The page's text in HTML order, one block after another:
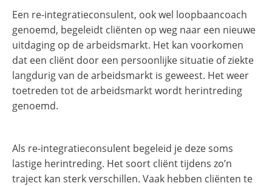
Een re-integratieconsulent, ook wel loopbaancoach
genoemd, begeleidt cliënten op weg naar een nieuwe
uitdaging op de arbeidsmarkt. Het kan voorkomen
dat een cliënt door een persoonlijke situatie of ziekte
langdurig van de arbeidsmarkt is geweest. Het weer
toetreden tot de arbeidsmarkt wordt herintreding
genoemd.
Als re-integratieconsulent begeleid je deze soms
lastige herintreding. Het soort cliënt tijdens zo’n
traject kan sterk verschillen. Vaak hebben cliënten te